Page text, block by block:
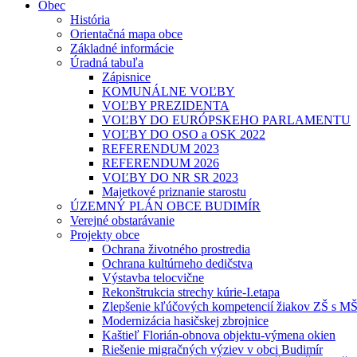
Obec
História
Orientačná mapa obce
Základné informácie
Úradná tabuľa
Zápisnice
KOMUNÁLNE VOĽBY
VOĽBY PREZIDENTA
VOĽBY DO EURÓPSKEHO PARLAMENTU
VOĽBY DO OSO a OSK 2022
REFERENDUM 2023
REFERENDUM 2026
VOĽBY DO NR SR 2023
Majetkové priznanie starostu
ÚZEMNÝ PLÁN OBCE BUDIMÍR
Verejné obstarávanie
Projekty obce
Ochrana životného prostredia
Ochrana kultúrneho dedičstva
Výstavba telocvične
Rekonštrukcia strechy kúrie-I.etapa
Zlepšenie kľúčových kompetencií žiakov ZŠ s
Modernizácia hasičskej zbrojnice
Kaštieľ Florián-obnova objektu-výmena okien
Riešenie migračných výziev v obci Budimír